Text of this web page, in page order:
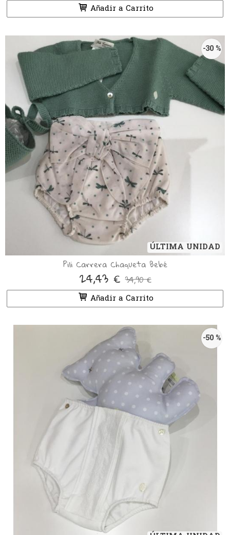
Añadir a Carrito
ÚLTIMA UNIDAD
-30 %
Pili Carrera Chaqueta Bebé
24,43 €34,90 €
Añadir a Carrito
-50 %